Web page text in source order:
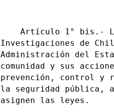
Artículo 1° bis.-
Investigaciones de
Administración del
comunidad y sus
prevención, control y
la seguridad pública,
asignen las leyes.